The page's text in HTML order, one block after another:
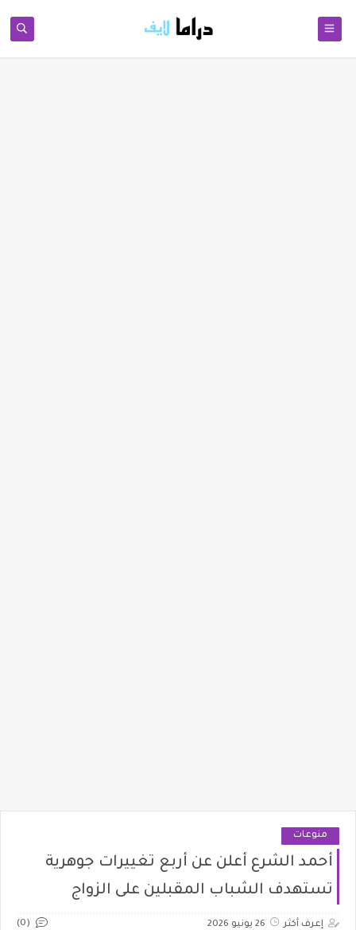
منوعات
أحمد الشرع أعلن عن أربع تغييرات جوهرية
تستهدف الشباب المقبلين على الزواج
إعرف أكثر 26 يونيو 2026 (0)